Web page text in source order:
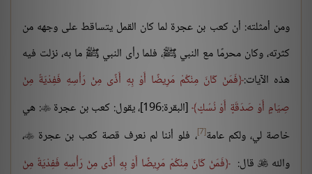
ومن أمثلته: أن كعب بن عجرة لما كان القمل يتساقط على وجهه من
كثرته، وكان محرمًا مع النبي ﷺ، فلما رأى النبي ﷺ ما به، نزلت فيه
هذه الآيات: فَمَنْ كَانَ مِنْكُمْ مَرِيضًا أَوْ بِهِ أَذًى مِنْ رَأْسِهِ فَفِدْيَةٌ مِنْ
صِيَامٍ أَوْ صَدَقَةٍ أَوْ نُسُكٍ [البقرة:196]، يقول: كعب بن عجرة : هي
خاصة لي، ولكم عامة[7] ، فلو أننا لم نعرف قصة كعب بن عجرة ،
والله قال: فَمَنْ كَانَ مِنْكُمْ مَرِيضًا أَوْ بِهِ أَذًى مِنْ رَأْسِهِ فَفِدْيَةٌ مِنْ